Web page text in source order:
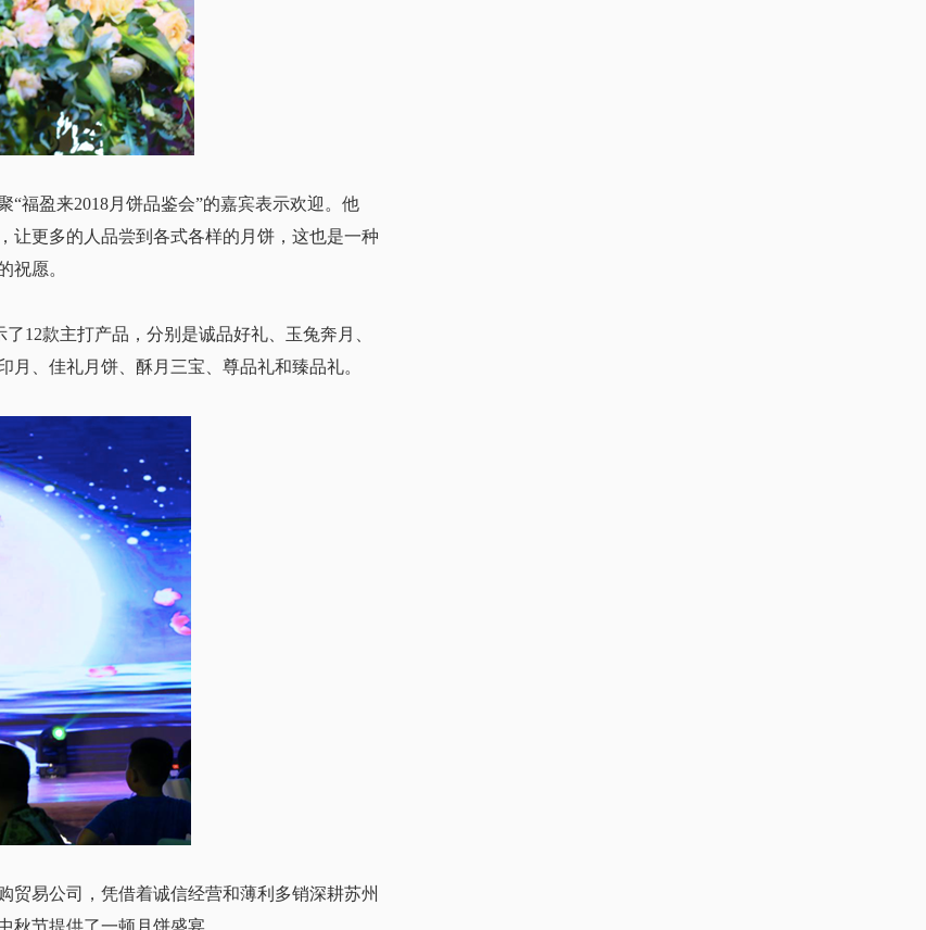
盈来2018月饼品鉴会”的嘉宾表示欢迎。他
让更多的人品尝到各式各样的月饼，这也是一种
祝愿。
款主打产品，分别是诚品好礼、玉兔奔月、
、佳礼月饼、酥月三宝、尊品礼和臻品礼。
易公司，凭借着诚信经营和薄利多销深耕苏州
节提供了一顿月饼盛宴。